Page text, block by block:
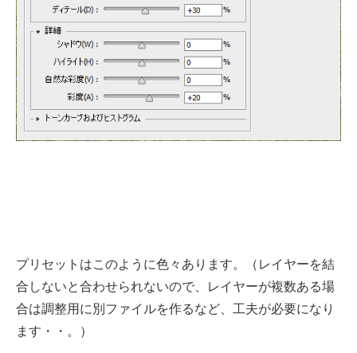
プリセットはこのように色々あります。（レイヤーを結
合しないと合わせられないので、レイヤーが複数ある場
合は調整用に別ファイルを作るなど、工夫が必要になり
ます・・。）